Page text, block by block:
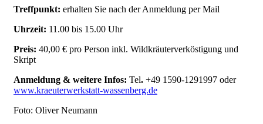
Treffpunkt: erhalten Sie nach der Anmeldung per Mail
Uhrzeit: 11.00 bis 15.00 Uhr
Preis: 40,00 € pro Person inkl. Wildkräuterverköstigung und
Skript
Anmeldung & weitere Infos: Tel. +49 1590-1291997 oder
www.kraeuterwerkstatt-wassenberg.de
Foto: Oliver Neumann